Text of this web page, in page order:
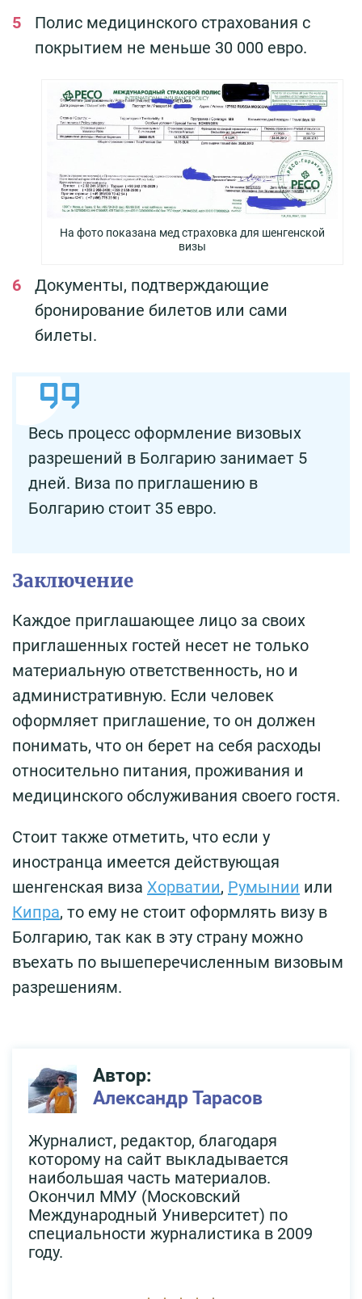
Полис медицинского страхования с
покрытием не меньше 30 000 евро.
На фото показана мед страховка для шенгенской
визы
Документы, подтверждающие
бронирование билетов или сами
билеты.
Весь процесс оформление визовых
разрешений в Болгарию занимает 5
дней. Виза по приглашению в
Болгарию стоит 35 евро.
Заключение
Каждое приглашающее лицо за своих
приглашенных гостей несет не только
материальную ответственность, но и
административную. Если человек
оформляет приглашение, то он должен
понимать, что он берет на себя расходы
относительно питания, проживания и
медицинского обслуживания своего гостя.
Стоит также отметить, что если у
иностранца имеется действующая
шенгенская виза Хорватии, Румынии или
Кипра, то ему не стоит оформлять визу в
Болгарию, так как в эту страну можно
въехать по вышеперечисленным визовым
разрешениям.
Автор:
Александр Тарасов
Журналист, редактор, благодаря
которому на сайт выкладывается
наибольшая часть материалов.
Окончил ММУ (Московский
Международный Университет) по
специальности журналистика в 2009
году.